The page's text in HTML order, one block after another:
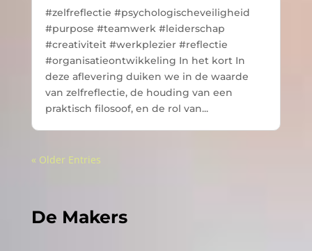
#zelfreflectie #psychologischeveiligheid
#purpose #teamwerk #leiderschap
#creativiteit #werkplezier #reflectie
#organisatieontwikkeling In het kort In
deze aflevering duiken we in de waarde
van zelfreflectie, de houding van een
praktisch filosoof, en de rol van...
« Older Entries
De Makers